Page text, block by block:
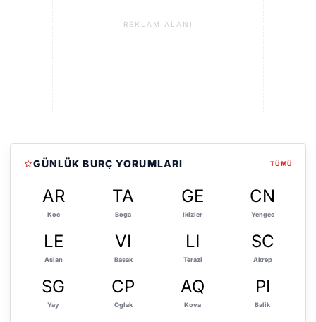
REKLAM ALANI
GÜNLÜK BURÇ YORUMLARI TÜMÜ
AR
Koc
TA
Boga
GE
Ikizler
CN
Yengec
LE
Aslan
VI
Basak
LI
Terazi
SC
Akrep
SG
Yay
CP
Oglak
AQ
Kova
PI
Balik